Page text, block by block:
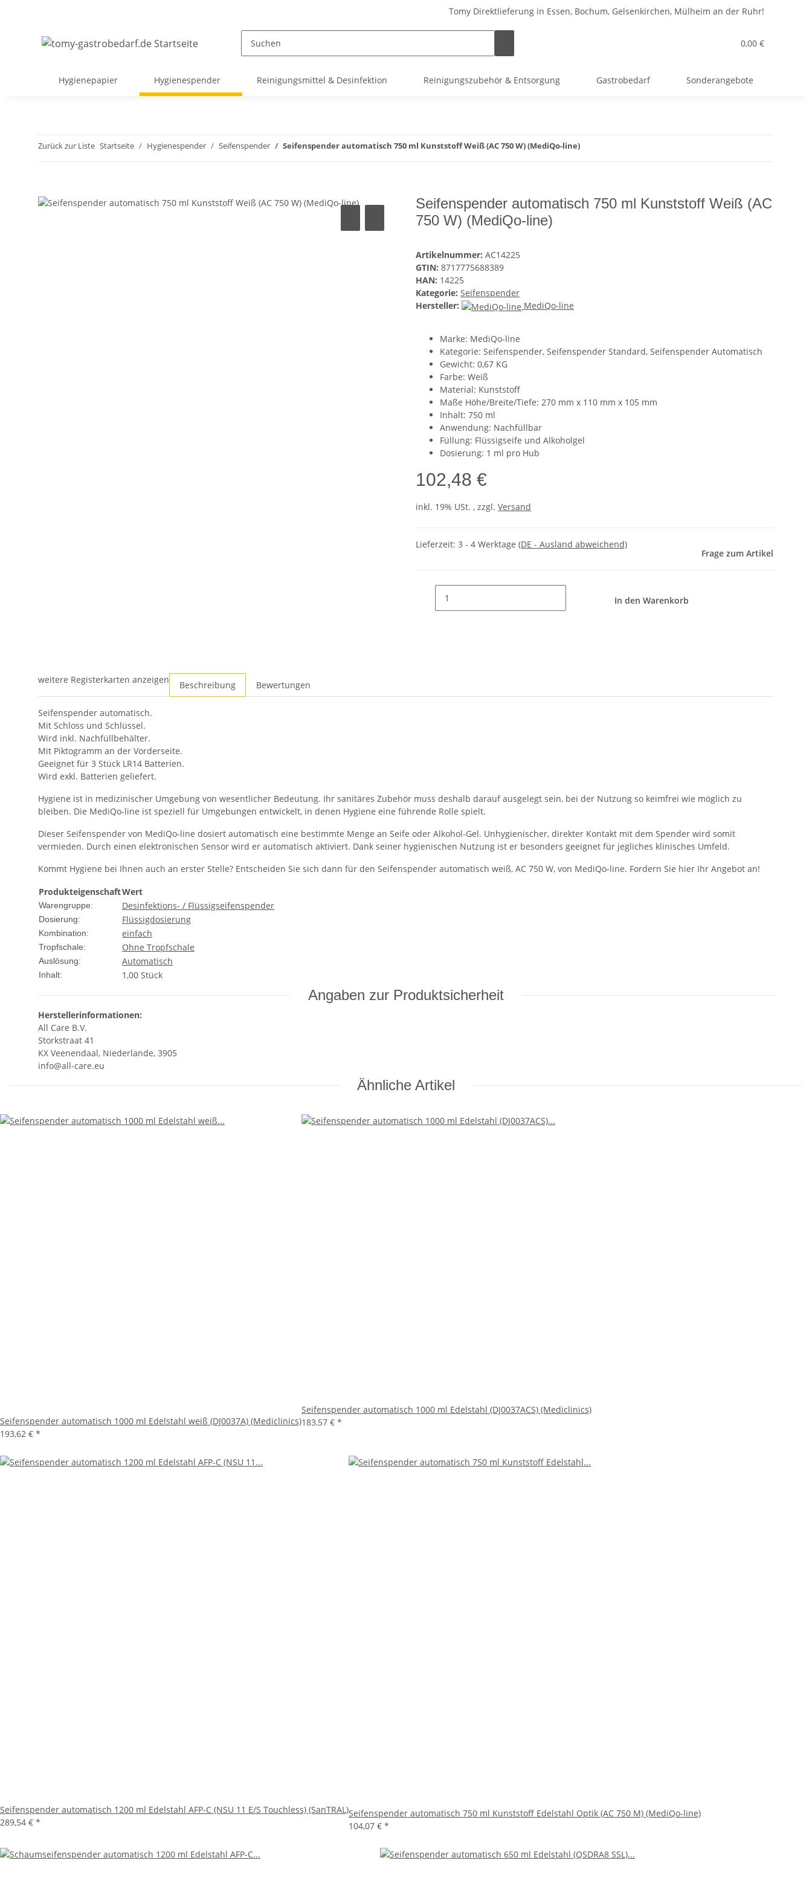
Tomy Direktlieferung in Essen, Bochum, Gelsenkirchen, Mülheim an der Ruhr!
0,00 €
Hygienepapier Hygienespender Reinigungsmittel & Desinfektion Reinigungszubehör & Entsorgung Gastrobedarf Sonderangebote
Zurück zur Liste Startseite Hygienespender Seifenspender Seifenspender automatisch 750 ml Kunststoff Weiß (AC 750 W) (MediQo-line)
Seifenspender automatisch 750 ml Kunststoff Weiß (AC
750 W) (MediQo-line)
Artikelnummer: AC14225
GTIN: 8717775688389
HAN: 14225
Kategorie: Seifenspender
Hersteller:
MediQo-line
Marke: MediQo-line
Kategorie: Seifenspender, Seifenspender Standard, Seifenspender Automatisch
Gewicht: 0,67 KG
Farbe: Weiß
Material: Kunststoff
Maße Höhe/Breite/Tiefe: 270 mm x 110 mm x 105 mm
Inhalt: 750 ml
Anwendung: Nachfüllbar
Füllung: Flüssigseife und Alkoholgel
Dosierung: 1 ml pro Hub
102,48 €
inkl. 19% USt. , zzgl. Versand
Lieferzeit: 3 - 4 Werktage (DE - Ausland abweichend)
Frage zum Artikel
In den Warenkorb
weitere Registerkarten anzeigen Beschreibung Bewertungen
Seifenspender automatisch.
Mit Schloss und Schlüssel.
Wird inkl. Nachfüllbehälter.
Mit Piktogramm an der Vorderseite.
Geeignet für 3 Stück LR14 Batterien.
Wird exkl. Batterien geliefert.
Hygiene ist in medizinischer Umgebung von wesentlicher Bedeutung. Ihr sanitäres Zubehör muss deshalb darauf ausgelegt sein, bei der Nutzung so keimfrei wie möglich zu
bleiben. Die MediQo-line ist speziell für Umgebungen entwickelt, in denen Hygiene eine führende Rolle spielt.
Dieser Seifenspender von MediQo-line dosiert automatisch eine bestimmte Menge an Seife oder Alkohol-Gel. Unhygienischer, direkter Kontakt mit dem Spender wird somit
vermieden. Durch einen elektronischen Sensor wird er automatisch aktiviert. Dank seiner hygienischen Nutzung ist er besonders geeignet für jegliches klinisches Umfeld.
Kommt Hygiene bei Ihnen auch an erster Stelle? Entscheiden Sie sich dann für den Seifenspender automatisch weiß, AC 750 W, von MediQo-line. Fordern Sie hier Ihr Angebot an!
ProdukteigenschaftWert
Warengruppe: Desinfektions- / Flüssigseifenspender
Dosierung: Flüssigdosierung
Kombination: einfach
Tropfschale: Ohne Tropfschale
Auslösung: Automatisch
Inhalt: 1,00 Stück
Angaben zur Produktsicherheit
Herstellerinformationen:
All Care B.V.
Storkstraat 41
KX Veenendaal, Niederlande, 3905
info@all-care.eu
Ähnliche Artikel
Seifenspender automatisch 1000 ml Edelstahl weiß (DJ0037A) (Mediclinics)
193,62 € *
Seifenspender automatisch 1000 ml Edelstahl (DJ0037ACS) (Mediclinics)
183,57 € *
Seifenspender automatisch 1200 ml Edelstahl AFP-C (NSU 11 E/S Touchless) (SanTRAL)
289,54 € *
Seifenspender automatisch 750 ml Kunststoff Edelstahl Optik (AC 750 M) (MediQo-line)
104,07 € *